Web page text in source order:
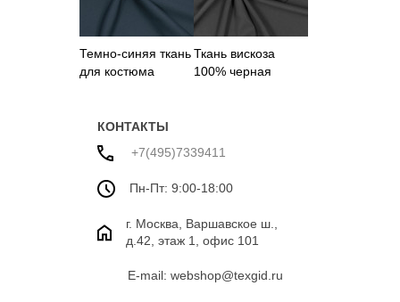
Темно-синяя ткань
для костюма
Ткань вискоза
100% черная
КОНТАКТЫ
+7(495)7339411
Пн-Пт: 9:00-18:00
г. Москва, Варшавское ш.,
д.42, этаж 1, офис 101
E-mail: webshop@texgid.ru